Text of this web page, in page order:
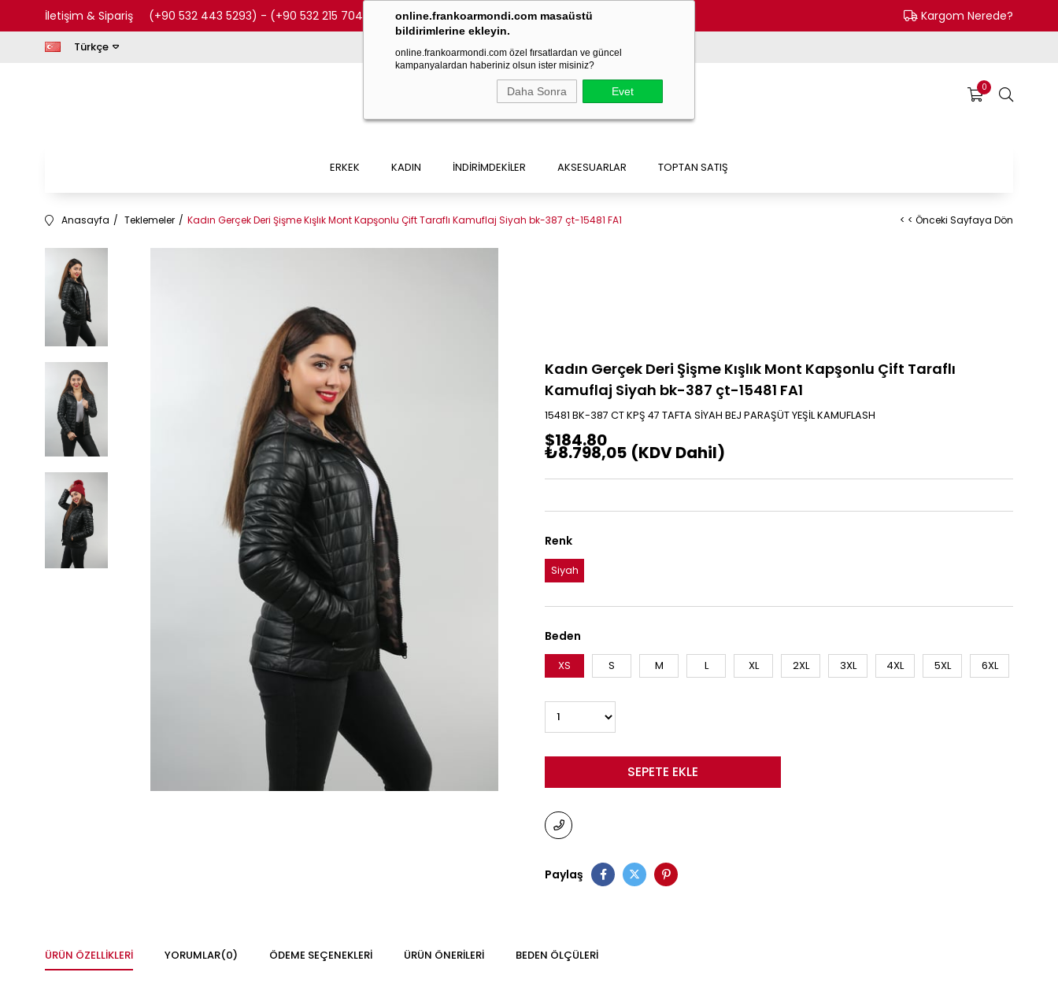
online.frankoarmondi.com masaüstü
bildirimlerine ekleyin.
online.frankoarmondi.com özel fırsatlardan ve güncel
kampanyalardan haberiniz olsun ister misiniz?
Daha Sonra Evet
İletişim & Sipariş (+90 532 443 5293) - (+90 532 215 7048) Kargom Nerede?
Türkçe
0
ERKEK KADIN İNDİRİMDEKİLER AKSESUARLAR TOPTAN SATIŞ
Anasayfa Teklemeler Kadın Gerçek Deri Şişme Kışlık Mont Kapşonlu Çift Taraflı Kamuflaj Siyah bk-387 çt-15481 FA1 < < Önceki Sayfaya Dön
Kadın Gerçek Deri Şişme Kışlık Mont Kapşonlu Çift Taraflı
Kamuflaj Siyah bk-387 çt-15481 FA1
15481 BK-387 CT KPŞ 47 TAFTA SİYAH BEJ PARAŞÜT YEŞİL KAMUFLASH
$184.80
₺8.798,05 (KDV Dahil)
Renk
Siyah
Beden
XS S M L XL 2XL 3XL 4XL 5XL 6XL
Paylaş
ÜRÜN ÖZELLIKLERI YORUMLAR(0) ÖDEME SEÇENEKLERI ÜRÜN ÖNERILERI BEDEN ÖLÇÜLERI